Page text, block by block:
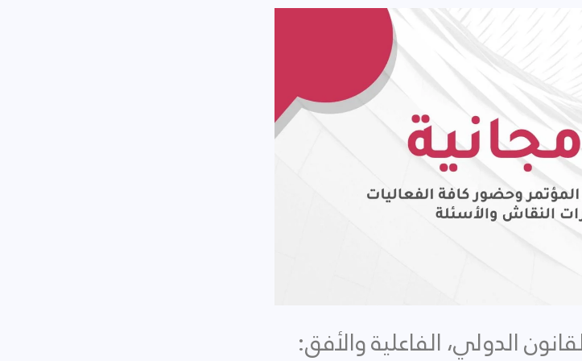
الدولي، الفاعلية والأفق: